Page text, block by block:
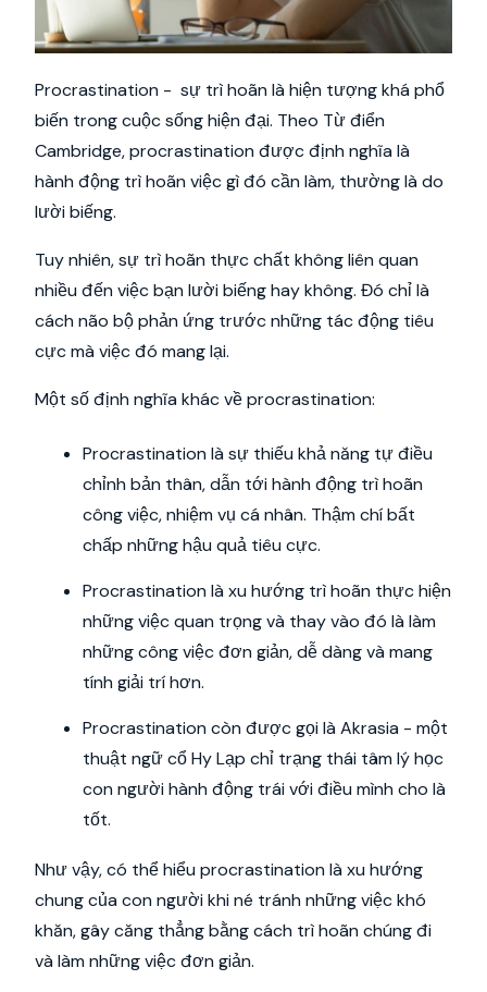
Procrastination - sự trì hoãn là hiện tượng khá phổ
biến trong cuộc sống hiện đại. Theo Từ điển
Cambridge, procrastination được định nghĩa là
hành động trì hoãn việc gì đó cần làm, thường là do
lười biếng.
Tuy nhiên, sự trì hoãn thực chất không liên quan
nhiều đến việc bạn lười biếng hay không. Đó chỉ là
cách não bộ phản ứng trước những tác động tiêu
cực mà việc đó mang lại.
Một số định nghĩa khác về procrastination:
Procrastination là sự thiếu khả năng tự điều
chỉnh bản thân, dẫn tới hành động trì hoãn
công việc, nhiệm vụ cá nhân. Thậm chí bất
chấp những hậu quả tiêu cực.
Procrastination là xu hướng trì hoãn thực hiện
những việc quan trọng và thay vào đó là làm
những công việc đơn giản, dễ dàng và mang
tính giải trí hơn.
Procrastination còn được gọi là Akrasia - một
thuật ngữ cổ Hy Lạp chỉ trạng thái tâm lý học
con người hành động trái với điều mình cho là
tốt.
Như vậy, có thể hiểu procrastination là xu hướng
chung của con người khi né tránh những việc khó
khăn, gây căng thẳng bằng cách trì hoãn chúng đi
và làm những việc đơn giản.